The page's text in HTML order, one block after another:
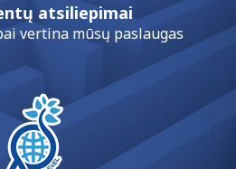
atsiliepimai
vertina mūsų paslaugas